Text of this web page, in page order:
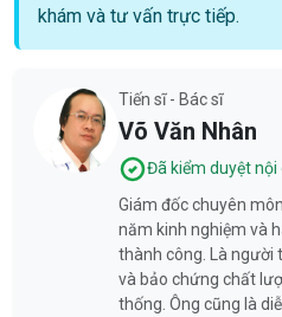
khám và tư vấn trực tiếp.
Tiến sĩ - Bác sĩ
Võ Văn Nhân
Đã kiểm duyệt nội
Giám đốc chuyên
năm kinh nghiệm và
thành công. Là người
và bảo chứng chất
thống. Ông cũng là